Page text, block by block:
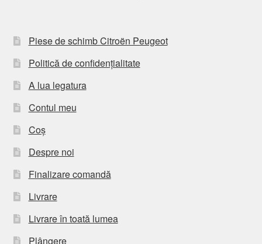
Piese de schimb Citroën Peugeot
Politică de confidențialitate
A lua legatura
Contul meu
Coș
Despre noi
Finalizare comandă
Livrare
Livrare în toată lumea
Plângere